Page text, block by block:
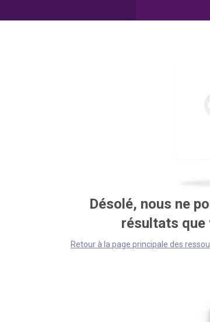
Désolé, nous ne
résultats que
Retour à la page principale des